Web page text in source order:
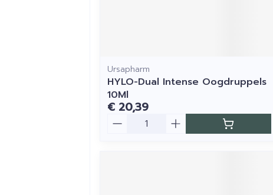
Ursapharm
HYLO-Dual Intense Oogdruppels
10Ml
€ 20,39